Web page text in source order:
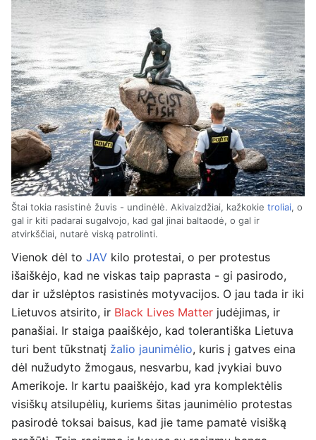
Štai tokia rasistinė žuvis - undinėlė. Akivaizdžiai, kažkokie troliai, o
gal ir kiti padarai sugalvojo, kad gal jinai baltaodė, o gal ir
atvirkščiai, nutarė viską patrolinti.
Vienok dėl to JAV kilo protestai, o per protestus
išaiškėjo, kad ne viskas taip paprasta - gi pasirodo,
dar ir užslėptos rasistinės motyvacijos. O jau tada ir iki
Lietuvos atsirito, ir Black Lives Matter judėjimas, ir
panašiai. Ir staiga paaiškėjo, kad tolerantiška Lietuva
turi bent tūkstnatį žalio jaunimėlio, kuris į gatves eina
dėl nužudyto žmogaus, nesvarbu, kad įvykiai buvo
Amerikoje. Ir kartu paaiškėjo, kad yra komplektėlis
visiškų atsilupėlių, kuriems šitas jaunimėlio protestas
pasirodė toksai baisus, kad jie tame pamatė visišką